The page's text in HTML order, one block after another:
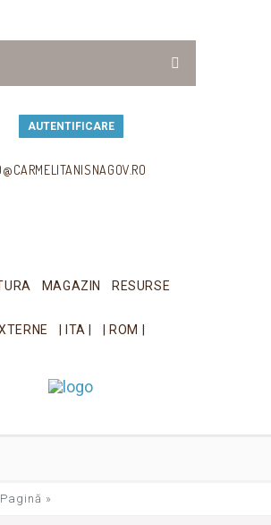
AUTENTIFICARE
MAGAZIN RESURSE
| ITA | | ROM |
Pagină »